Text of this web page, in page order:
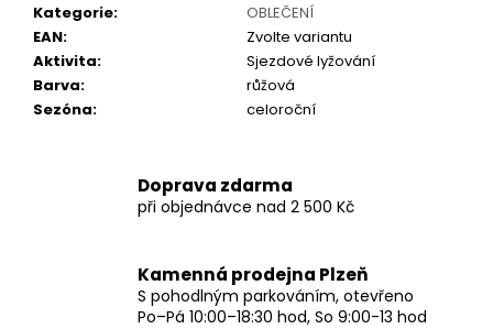
Kategorie:
OBLEČENÍ
EAN:
Zvolte variantu
Aktivita:
Sjezdové lyžování
Barva:
růžová
Sezóna: celoroční
Doprava zdarma
při objednávce nad 2 500 Kč
Kamenná prodejna Plzeň
S pohodlným parkováním, otevřeno
Po–Pá 10:00–18:30 hod, So 9:00-13 hod
e
m
e